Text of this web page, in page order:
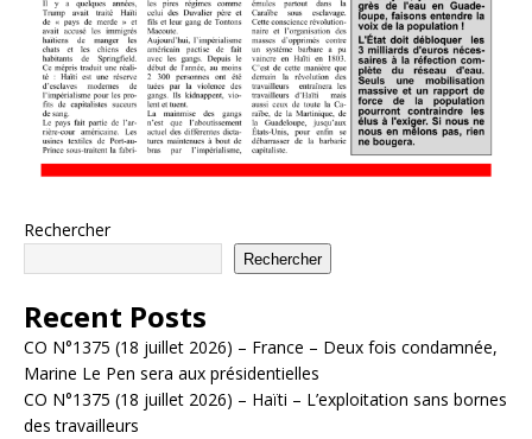
Rechercher
Rechercher
Recent Posts
CO N°1375 (18 juillet 2026) – France – Deux fois condamnée,
Marine Le Pen sera aux présidentielles
CO N°1375 (18 juillet 2026) – Haïti – L’exploitation sans bornes
des travailleurs